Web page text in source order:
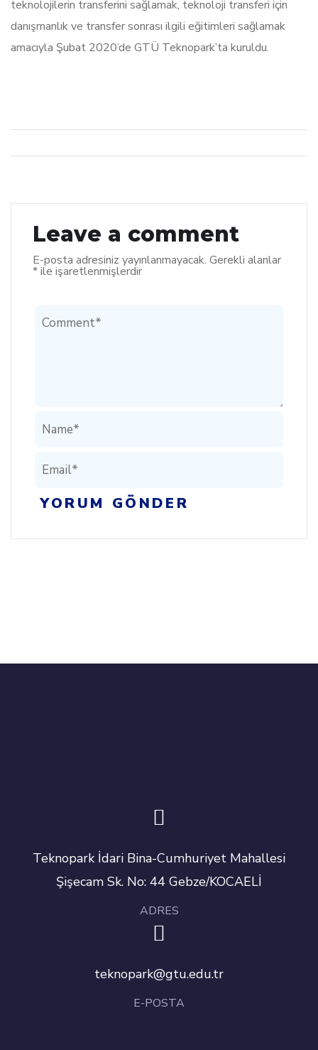
teknolojilerin transferini sağlamak, teknoloji transferi için
danışmanlık ve transfer sonrası ilgili eğitimleri sağlamak
amacıyla Şubat 2020’de GTÜ Teknopark’ta kuruldu.
Leave a comment
E-posta adresiniz yayınlanmayacak. Gerekli alanlar
*ile işaretlenmişlerdir
Teknopark İdari Bina-Cumhuriyet Mahallesi
Şişecam Sk. No: 44 Gebze/KOCAELİ
ADRES
teknopark@gtu.edu.tr
E-POSTA